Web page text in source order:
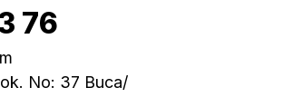
76
No: 37 Buca/